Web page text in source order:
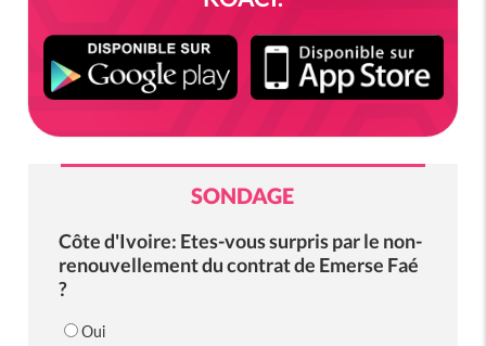
SONDAGE
Côte d'Ivoire: Etes-vous surpris par le non-
renouvellement du contrat de Emerse Faé
?
Oui